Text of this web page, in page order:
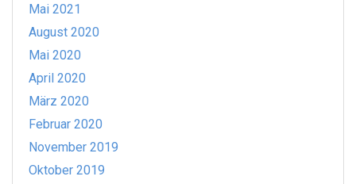
Mai 2021
August 2020
Mai 2020
April 2020
März 2020
Februar 2020
November 2019
Oktober 2019